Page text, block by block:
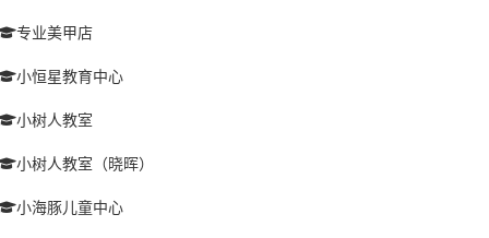
专业美甲店
小恒星教育中心
小树人教室
小树人教室（晓晖）
小海豚儿童中心